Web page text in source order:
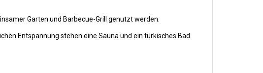
Garten und Barbecue-Grill genutzt werden.
Entspannung stehen eine Sauna und ein türkisches Bad